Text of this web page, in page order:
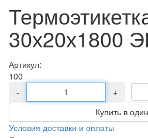
30х20х1800
Артикул:
100
-
+
Купить в
Условия доставки и оплаты